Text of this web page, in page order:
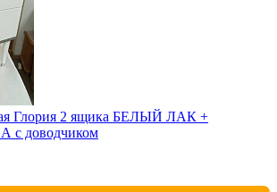
Глория 2 ящика БЕЛЫЙ ЛАК +
доводчиком